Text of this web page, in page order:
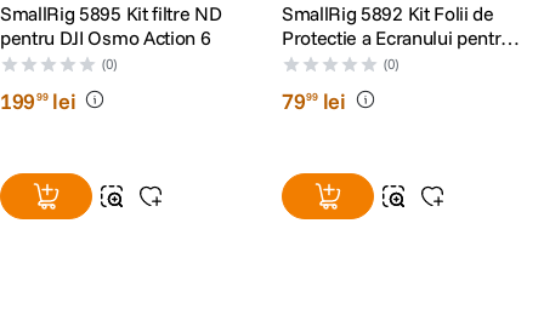
SmallRig 5895 Kit filtre ND
pentru DJI Osmo Action 6
(0)
19999 lei
SmallRig 5892 Kit Folii de
Protectie a Ecranului pentru
DJI Osmo Action 6
(0)
7999 lei